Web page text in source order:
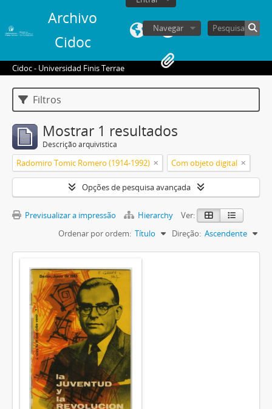
Archivo
Cidoc
Navegar
Cidoc - Universidad Finis Terrae
Filtros
Mostrar 1 resultados
Descrição arquivística
Radomiro Tomic Romero (1914-1992) Com objeto digital
Opções de pesquisa avançada
Previsualizar a impressão Hierarchy
Ver:
Ordenar por ordem: Título Direção: Ascendente